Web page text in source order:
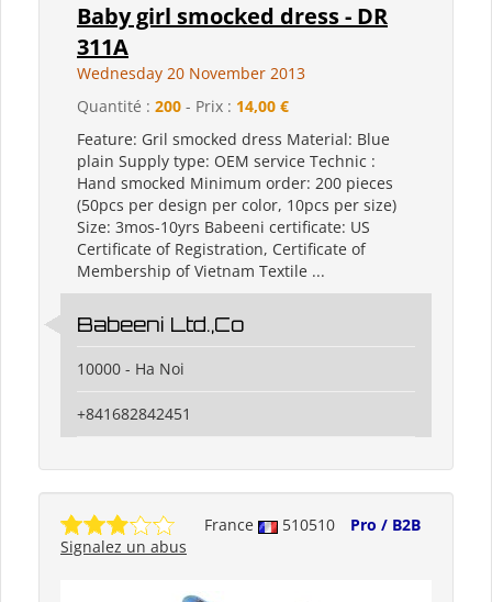
Baby girl smocked dress - DR
311A
Wednesday 20 November 2013
Quantité : 200 - Prix : 14,00 €
Feature: Gril smocked dress Material: Blue
plain Supply type: OEM service Technic :
Hand smocked Minimum order: 200 pieces
(50pcs per design per color, 10pcs per size)
Size: 3mos-10yrs Babeeni certificate: US
Certificate of Registration, Certificate of
Membership of Vietnam Textile ...
Babeeni Ltd.,Co
10000 - Ha Noi
+841682842451
France 510510
Pro / B2B
Signalez un abus